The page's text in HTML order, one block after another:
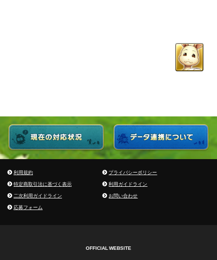
利用規約
プライバシーポリシー
特定商取引法に基づく表示
利用ガイドライン
二次利用ガイドライン
お問い合わせ
応募フォーム
OFFICIAL WEBSITE